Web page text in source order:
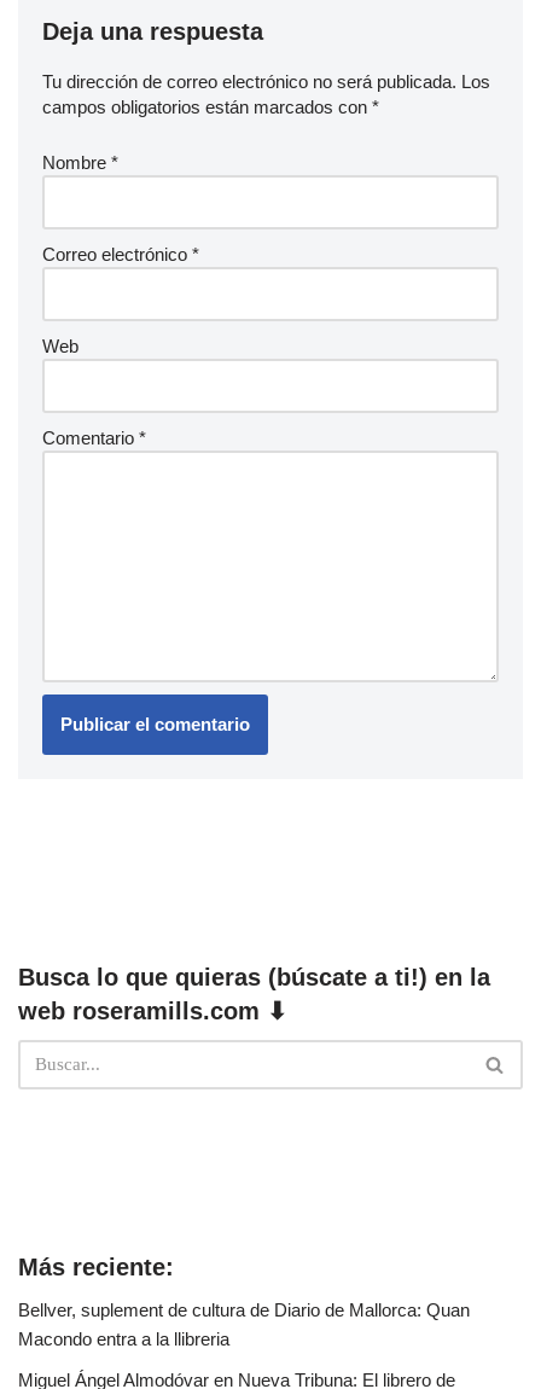
Deja una respuesta
Tu dirección de correo electrónico no será publicada. Los
campos obligatorios están marcados con *
Nombre *
Correo electrónico *
Web
Comentario *
Busca lo que quieras (búscate a ti!) en la
web roseramills.com ⬇
Más reciente:
Bellver, suplement de cultura de Diario de Mallorca: Quan
Macondo entra a la llibreria
Miguel Ángel Almodóvar en Nueva Tribuna: El librero de